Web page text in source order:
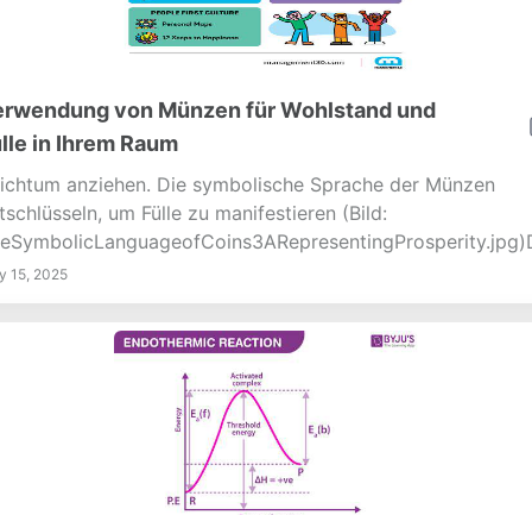
von Münzen für Wohlstand und
in Ihrem Raum
anziehen. Die symbolische Sprache der Münzen
um Fülle zu manifestieren (Bild:
eines heiligen Raums geht über Ästhetik hinaus; es
um Absicht. Durch sorgfältige...
15, 2025